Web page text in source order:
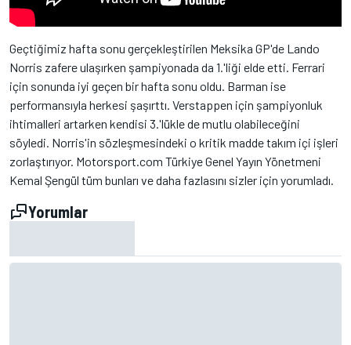
Geçtiğimiz hafta sonu gerçekleştirilen Meksika GP'de Lando
Norris zafere ulaşırken şampiyonada da 1.'liği elde etti. Ferrari
için sonunda iyi geçen bir hafta sonu oldu. Barman ise
performansıyla herkesi şaşırttı. Verstappen için şampiyonluk
ihtimalleri artarken kendisi 3.'lükle de mutlu olabileceğini
söyledi. Norris'in sözleşmesindeki o kritik madde takım içi işleri
zorlaştırıyor. Motorsport.com Türkiye Genel Yayın Yönetmeni
Kemal Şengül tüm bunları ve daha fazlasını sizler için yorumladı.
Yorumlar